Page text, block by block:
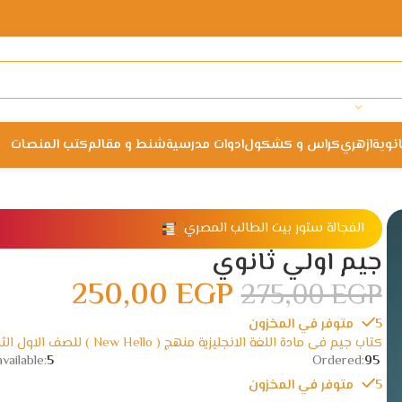
ازهريكراس و كشكولادوات مدرسيةشنط و مقالمكتب المنصات
الفجالة ستور بيت الطالب المصري
جيم اولي ثانوي
275,00EGP
250,00 EGP
5 متوفر في المخزون
كتاب جيم فى مادة اللغة الانجليزية منهج ( New Hello ) للصف الاول الثانوي
Ordered:95
5
5 متوفر في المخزون